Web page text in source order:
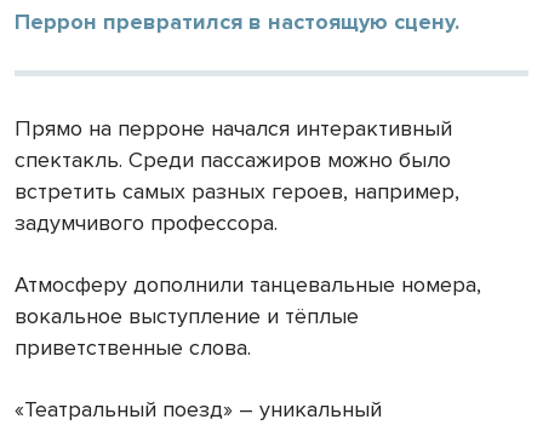
Перрон превратился в настоящую сцену.
Прямо на перроне начался интерактивный
спектакль. Среди пассажиров можно было
встретить самых разных героев, например,
задумчивого профессора.
Атмосферу дополнили танцевальные номера,
вокальное выступление и тёплые
приветственные слова.
«Театральный поезд» – уникальный